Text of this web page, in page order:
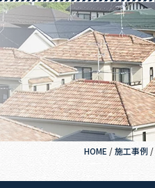
HOME /施工事例 /